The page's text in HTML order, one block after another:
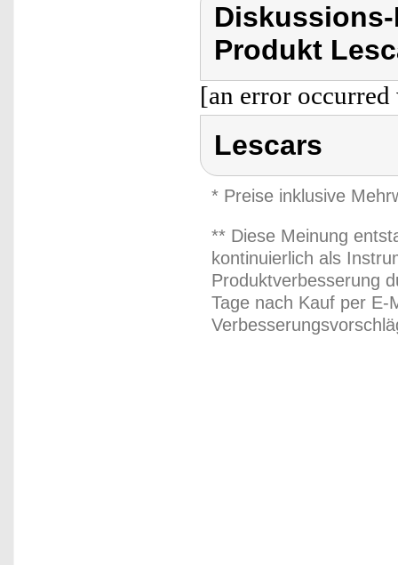
Produkt
[an error
Lescars
* Preise inklusive
** Diese Meinung
kontinuierlich als
Produktverbesserung
Tage nach Kauf per E-